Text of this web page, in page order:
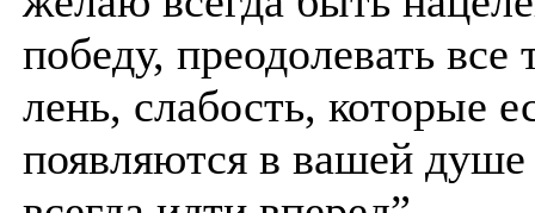
победу, преодолевать все
лень, слабость, которые
появляются в вашей